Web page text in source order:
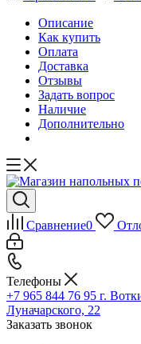
Описание
Как купить
Оплата
Доставка
Отзывы
Задать вопрос
Наличие
Дополнительно
Сравнение0
Телефоны
+7 965 844 76 95 г.
Луначарского, 22
Заказать звонок